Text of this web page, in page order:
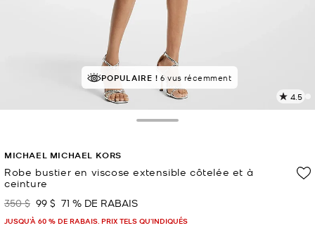
À SUCCÈS! Classé 5 étoiles par 82 % des clients
POPULAIRE ! 6 vus récemment
4.5
MICHAEL MICHAEL KORS
Robe bustier en viscose extensible côtelée et à
ceinture
était
350 $ maintenant
99 $ 71 % DE RABAIS
JUSQU’À 60 % DE RABAIS. PRIX TELS QU'INDIQUÉS